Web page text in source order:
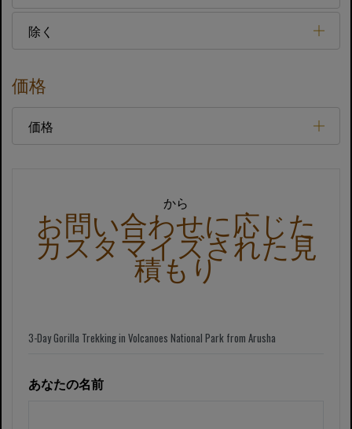
除く
価格
価格
から
お問い合わせに応じた
カスタマイズされた見
積もり
あなたの名前